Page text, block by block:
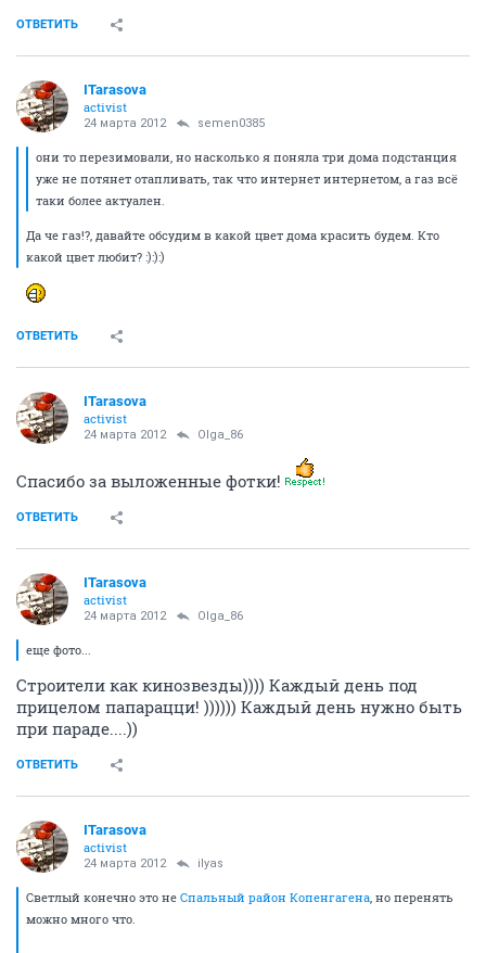
ОТВЕТИТЬ
ITarasova
activist
24 марта 2012 semen0385
они то перезимовали, но насколько я поняла три дома подстанция
уже не потянет отапливать, так что интернет интернетом, а газ всё
таки более актуален.
Да че газ!?, давайте обсудим в какой цвет дома красить будем. Кто
какой цвет любит? :):):)
ОТВЕТИТЬ
ITarasova
activist
24 марта 2012 Olga_86
Спасибо за выложенные фотки!
ОТВЕТИТЬ
ITarasova
activist
24 марта 2012 Olga_86
еще фото...
Строители как кинозвезды)))) Каждый день под
прицелом папарацци! )))))) Каждый день нужно быть
при параде....))
ОТВЕТИТЬ
ITarasova
activist
24 марта 2012 ilyas
Светлый конечно это не Спальный район Копенгагена, но перенять
можно много что.